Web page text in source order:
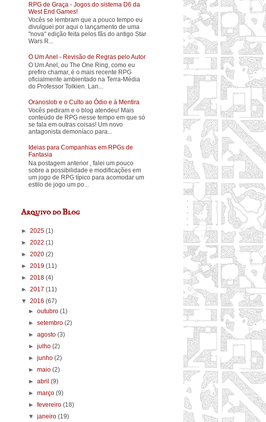
RPG de Graça - Jogos do sistema D6 da
West End Games!
Vocês se lembram que a pouco tempo eu
divulguei por aqui o lançamento de uma
"nova" edição feita pelos fãs do antigo Star
Wars R...
O Um Anel - Revisão de Regras pelo Autor
O Um Anel, ou The One Ring, como eu
prefiro chamar, é o mais recente RPG
oficialmente ambientado na Terra-Média
do Professor Tolkien. Lan...
Oranoslob e o Culto ao Ódio e à Mentira
Vocês pediram e o blog atendeu! Mais
conteúdo de RPG nesse tempo em que só
se fala em outras coisas! Um novo
antagonista demoníaco para...
Ideias para Companhias em RPGs de
Fantasia
Na postagem anterior , falei um pouco
sobre a possibilidade e modificações em
um jogo de RPG típico para acomodar um
estilo de jogo um po...
Arquivo do Blog
► 2025 (1)
► 2022 (1)
► 2020 (2)
► 2019 (11)
► 2018 (4)
► 2017 (11)
▼ 2016 (67)
►outubro(1)
►setembro(2)
►agosto(3)
►julho(2)
►junho(2)
►maio(2)
►abril(9)
►março(9)
►fevereiro(18)
▼janeiro(19)